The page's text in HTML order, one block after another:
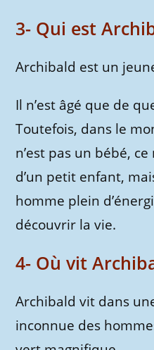
3- Qui est
Archibald est un
Il n’est âgé que de
Toutefois, dans le
n’est pas un bébé, ce
d’un petit enfant,
homme plein
découvrir la vie.
4- Où vit
Archibald vit dans
inconnue des